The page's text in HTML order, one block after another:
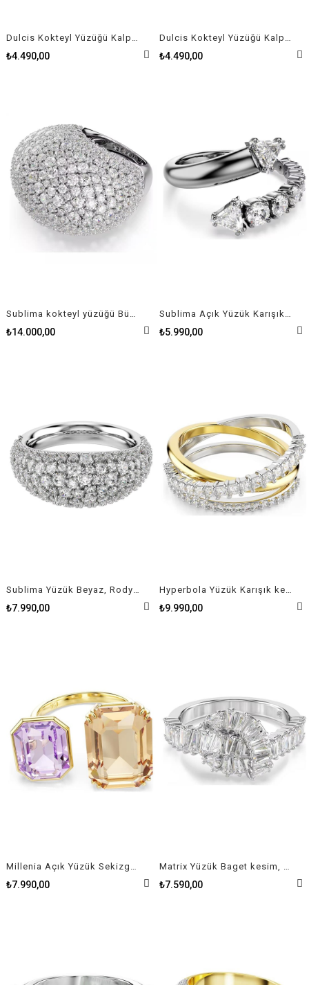
₺4.490,00 ₺4.490,00
Sublima kokteyl yüzüğü Büyük, Beyaz, Rodyum kaplama
₺14.000,00
Sublima Açık Yüzük Karışık kesimler, Beyaz, Rutenyum kaplama
₺5.990,00
Sublima Yüzük Beyaz, Rodyum kaplama
₺7.990,00
Hyperbola Yüzük Karışık kesimler, Beyaz, Karışık metal yüzey
₺9.990,00
₺7.990,00 ₺7.590,00